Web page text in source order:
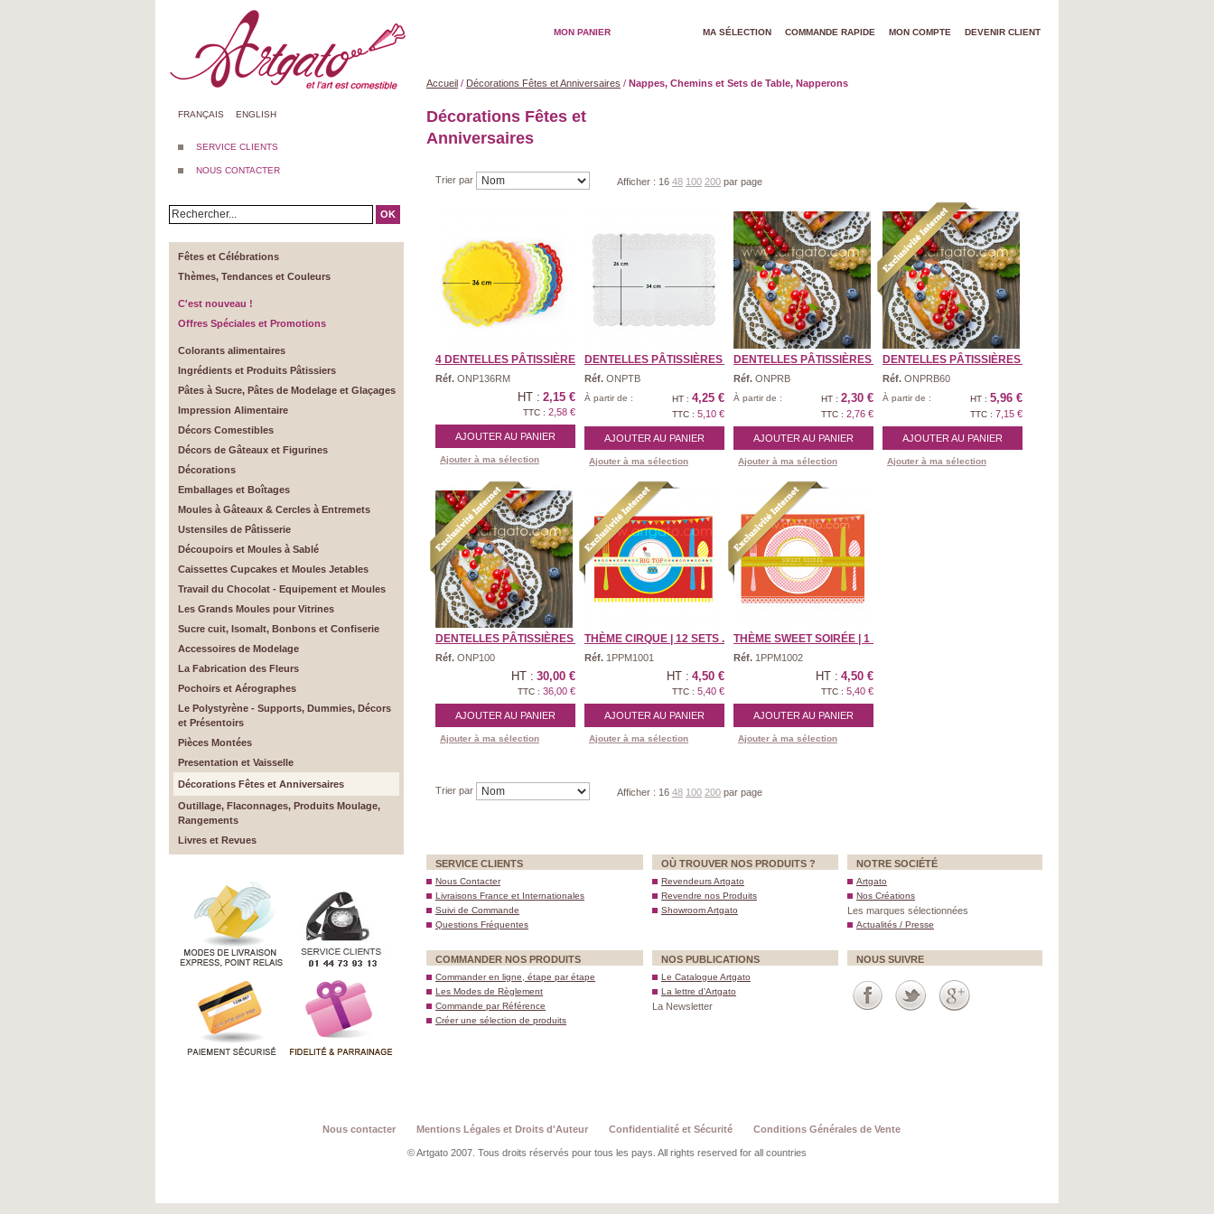
FRANÇAIS ENGLISH
SERVICE CLIENTS
NOUS CONTACTER
OK
Fêtes et Célébrations
Thèmes, Tendances et Couleurs
C'est nouveau !
Offres Spéciales et Promotions
Colorants alimentaires
Ingrédients et Produits Pâtissiers
Pâtes à Sucre, Pâtes de Modelage et Glaçages
Impression Alimentaire
Décors Comestibles
Décors de Gâteaux et Figurines
Décorations
Emballages et Boîtages
Moules à Gâteaux & Cercles à Entremets
Ustensiles de Pâtisserie
Découpoirs et Moules à Sablé
Caissettes Cupcakes et Moules Jetables
Travail du Chocolat - Equipement et Moules
Les Grands Moules pour Vitrines
Sucre cuit, Isomalt, Bonbons et Confiserie
Accessoires de Modelage
La Fabrication des Fleurs
Pochoirs et Aérographes
Le Polystyrène - Supports, Dummies, Décors
et Présentoirs
Pièces Montées
Presentation et Vaisselle
Décorations Fêtes et Anniversaires
Outillage, Flaconnages, Produits Moulage,
Rangements
Livres et Revues
MON PANIER MA SÉLECTION COMMANDE RAPIDE MON COMPTE DEVENIR CLIENT
Accueil / Décorations Fêtes et Anniversaires / Nappes, Chemins et Sets de Table, Napperons
Décorations Fêtes et
Anniversaires
Trier par Afficher : 16 48 100 200 par page
4 DENTELLES PÂTISSIÈRE ...
Réf. ONP136RM
HT : 2,15 €
TTC : 2,58 €
AJOUTER AU PANIER
Ajouter à ma sélection
DENTELLES PÂTISSIÈRES ...
Réf. ONPTB
À partir de : HT : 4,25 €
TTC : 5,10 €
AJOUTER AU PANIER
Ajouter à ma sélection
DENTELLES PÂTISSIÈRES ...
Réf. ONPRB
À partir de : HT : 2,30 €
TTC : 2,76 €
AJOUTER AU PANIER
Ajouter à ma sélection
DENTELLES PÂTISSIÈRES ...
Réf. ONPRB60
À partir de : HT : 5,96 €
TTC : 7,15 €
AJOUTER AU PANIER
Ajouter à ma sélection
DENTELLES PÂTISSIÈRES ...
Réf. ONP100
HT : 30,00 €
TTC : 36,00 €
AJOUTER AU PANIER
Ajouter à ma sélection
THÈME CIRQUE | 12 SETS ...
Réf. 1PPM1001
HT : 4,50 €
TTC : 5,40 €
AJOUTER AU PANIER
Ajouter à ma sélection
THÈME SWEET SOIRÉE | 1 ...
Réf. 1PPM1002
HT : 4,50 €
TTC : 5,40 €
AJOUTER AU PANIER
Ajouter à ma sélection
Trier par Afficher : 16 48 100 200 par page
SERVICE CLIENTS
Nous Contacter
Livraisons France et Internationales
Suivi de Commande
Questions Fréquentes
OÙ TROUVER NOS PRODUITS ?
Revendeurs Artgato
Revendre nos Produits
Showroom Artgato
NOTRE SOCIÉTÉ
Artgato
Nos Créations
Les marques sélectionnées
Actualités / Presse
COMMANDER NOS PRODUITS
Commander en ligne, étape par étape
Les Modes de Règlement
Commande par Référence
Créer une sélection de produits
NOS PUBLICATIONS
Le Catalogue Artgato
La lettre d’Artgato
La Newsletter
NOUS SUIVRE
Nous contacter Mentions Légales et Droits d'Auteur Confidentialité et Sécurité Conditions Générales de Vente
© Artgato 2007. Tous droits réservés pour tous les pays. All rights reserved for all countries